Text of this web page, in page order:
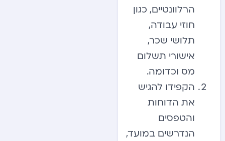
הרלוונטיים, כגון
חוזי עבודה,
תלושי שכר,
אישורי תשלום
מס וכדומה.
הקפידו להגיש
את הדוחות
והטפסים
הנדרשים במועד,